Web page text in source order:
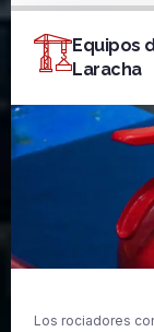
Equipos
Laracha
Los rociadores